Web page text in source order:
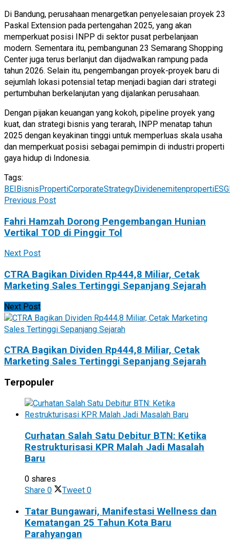
Di Bandung, perusahaan menargetkan penyelesaian proyek 23
Paskal Extension pada pertengahan 2025, yang akan
memperkuat posisi INPP di sektor pusat perbelanjaan
modern. Sementara itu, pembangunan 23 Semarang Shopping
Center juga terus berlanjut dan dijadwalkan rampung pada
tahun 2026. Selain itu, pengembangan proyek-proyek baru di
sejumlah lokasi potensial tetap menjadi bagian dari strategi
pertumbuhan berkelanjutan yang dijalankan perusahaan.
Dengan pijakan keuangan yang kokoh, pipeline proyek yang
kuat, dan strategi bisnis yang terarah, INPP menatap tahun
2025 dengan keyakinan tinggi untuk memperluas skala usaha
dan memperkuat posisi sebagai pemimpin di industri properti
gaya hidup di Indonesia.
Tags:
BEIBisnisPropertiCorporateStrategyDividenemitenpropertiESG
Previous Post
Fahri Hamzah Dorong Pengembangan Hunian
Vertikal TOD di Pinggir Tol
Next Post
CTRA Bagikan Dividen Rp444,8 Miliar, Cetak
Marketing Sales Tertinggi Sepanjang Sejarah
Next Post
CTRA Bagikan Dividen Rp444,8 Miliar, Cetak
Marketing Sales Tertinggi Sepanjang Sejarah
Terpopuler
Curhatan Salah Satu Debitur BTN: Ketika
Restrukturisasi KPR Malah Jadi Masalah
Baru
0 shares
Share 0 Tweet 0
Tatar Bungawari, Manifestasi Wellness dan
Kematangan 25 Tahun Kota Baru
Parahyangan